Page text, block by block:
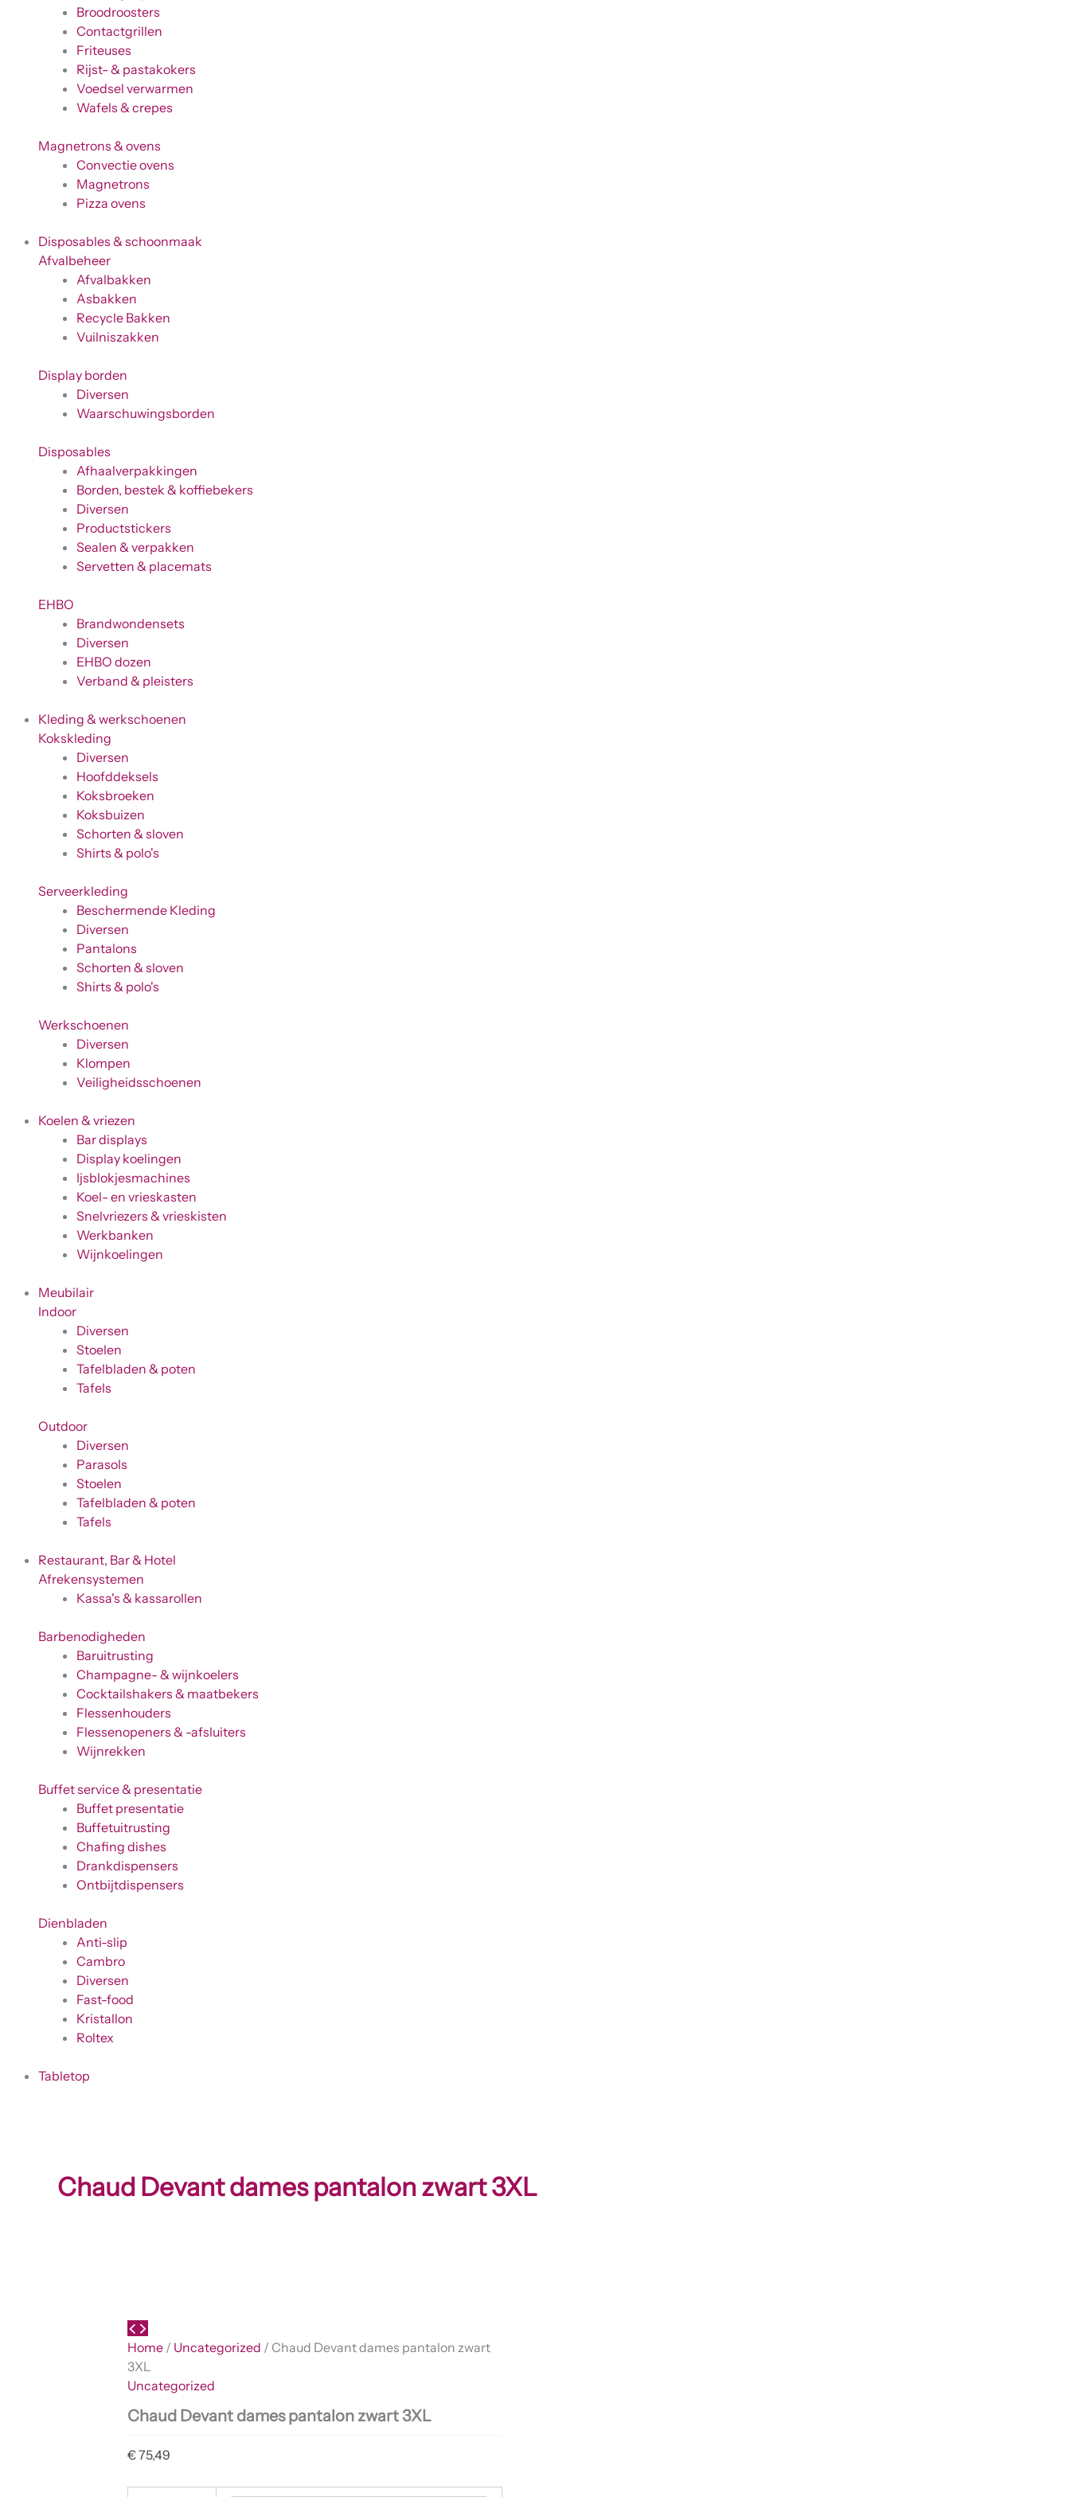
Broodroosters
Contactgrillen
Friteuses
Rijst- & pastakokers
Voedsel verwarmen
Wafels & crepes
Magnetrons & ovens
Convectie ovens
Magnetrons
Pizza ovens
Disposables & schoonmaak
Afvalbeheer
Afvalbakken
Asbakken
Recycle Bakken
Vuilniszakken
Display borden
Diversen
Waarschuwingsborden
Disposables
Afhaalverpakkingen
Borden, bestek & koffiebekers
Diversen
Productstickers
Sealen & verpakken
Servetten & placemats
EHBO
Brandwondensets
Diversen
EHBO dozen
Verband & pleisters
Kleding & werkschoenen
Kokskleding
Diversen
Hoofddeksels
Koksbroeken
Koksbuizen
Schorten & sloven
Shirts & polo's
Serveerkleding
Beschermende Kleding
Diversen
Pantalons
Schorten & sloven
Shirts & polo's
Werkschoenen
Diversen
Klompen
Veiligheidsschoenen
Koelen & vriezen
Bar displays
Display koelingen
Ijsblokjesmachines
Koel- en vrieskasten
Snelvriezers & vrieskisten
Werkbanken
Wijnkoelingen
Meubilair
Indoor
Diversen
Stoelen
Tafelbladen & poten
Tafels
Outdoor
Diversen
Parasols
Stoelen
Tafelbladen & poten
Tafels
Restaurant, Bar & Hotel
Afrekensystemen
Kassa's & kassarollen
Barbenodigheden
Baruitrusting
Champagne- & wijnkoelers
Cocktailshakers & maatbekers
Flessenhouders
Flessenopeners & -afsluiters
Wijnrekken
Buffet service & presentatie
Buffet presentatie
Buffetuitrusting
Chafing dishes
Drankdispensers
Ontbijtdispensers
Dienbladen
Anti-slip
Cambro
Diversen
Fast-food
Kristallon
Roltex
Tabletop
Chaud Devant dames pantalon zwart 3XL
Home / Uncategorized / Chaud Devant dames pantalon zwart
3XL
Uncategorized
Chaud Devant dames pantalon zwart 3XL
€75,49